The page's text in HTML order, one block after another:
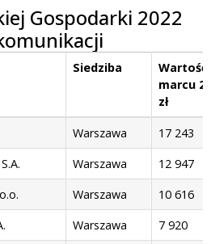
Gospodarki 2022
Siedziba
marcu
zł
Siedziba
marcu
zł
Warszawa
17 243
Warszawa
12 947
Warszawa
10 616
Warszawa
7 920